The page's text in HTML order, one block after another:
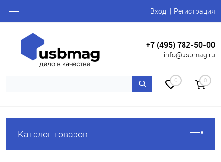
Вход Регистрация
+7 (495) 782-50-00
info@usbmag.ru
0 0
Каталог товаров